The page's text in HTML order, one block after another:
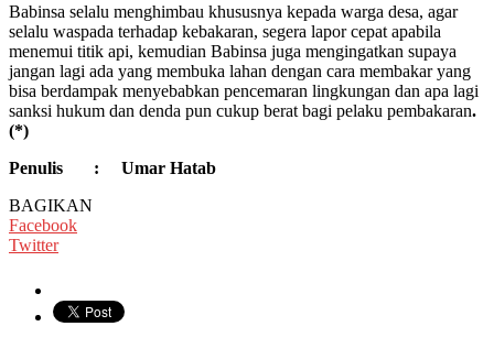
Babinsa selalu menghimbau khususnya kepada warga desa, agar
selalu waspada terhadap kebakaran, segera lapor cepat apabila
menemui titik api, kemudian Babinsa juga mengingatkan supaya
jangan lagi ada yang membuka lahan dengan cara membakar yang
bisa berdampak menyebabkan pencemaran lingkungan dan apa lagi
sanksi hukum dan denda pun cukup berat bagi pelaku pembakaran.
(*)
Penulis : Umar Hatab
BAGIKAN
Facebook
Twitter